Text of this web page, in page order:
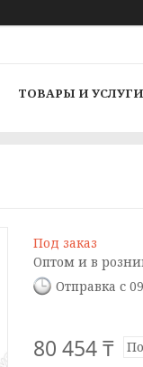
ТОВАРЫ И УСЛУГИ
Под заказ
Оптом и в
Отправка с
80 454 ₸